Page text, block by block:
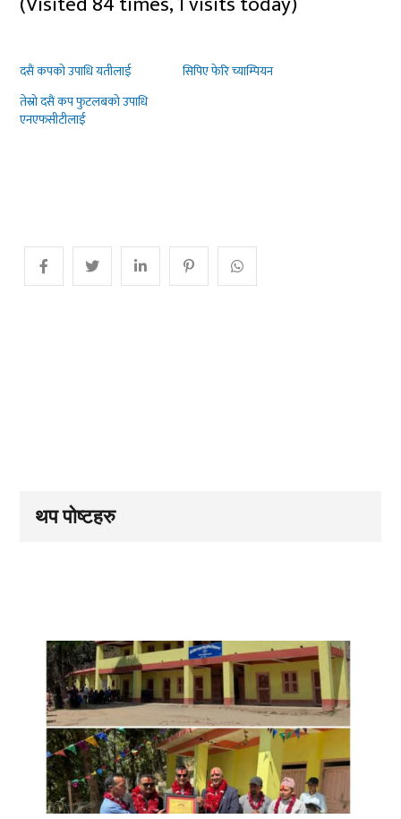
दसैं कपको उपाधि यतीलाई
सिपिए फेरि च्याम्पियन
तेस्रो दसैं कप फुटलबको उपाधि
एनएफसीटीलाई
थप पोष्टहरु